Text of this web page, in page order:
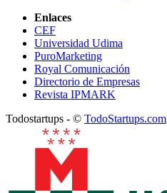
Enlaces
CEF
Universidad Udima
PuroMarketing
Royal Comunicación
Directorio de Empresas
Revista IPMARK
Todostartups - © TodoStartups.com